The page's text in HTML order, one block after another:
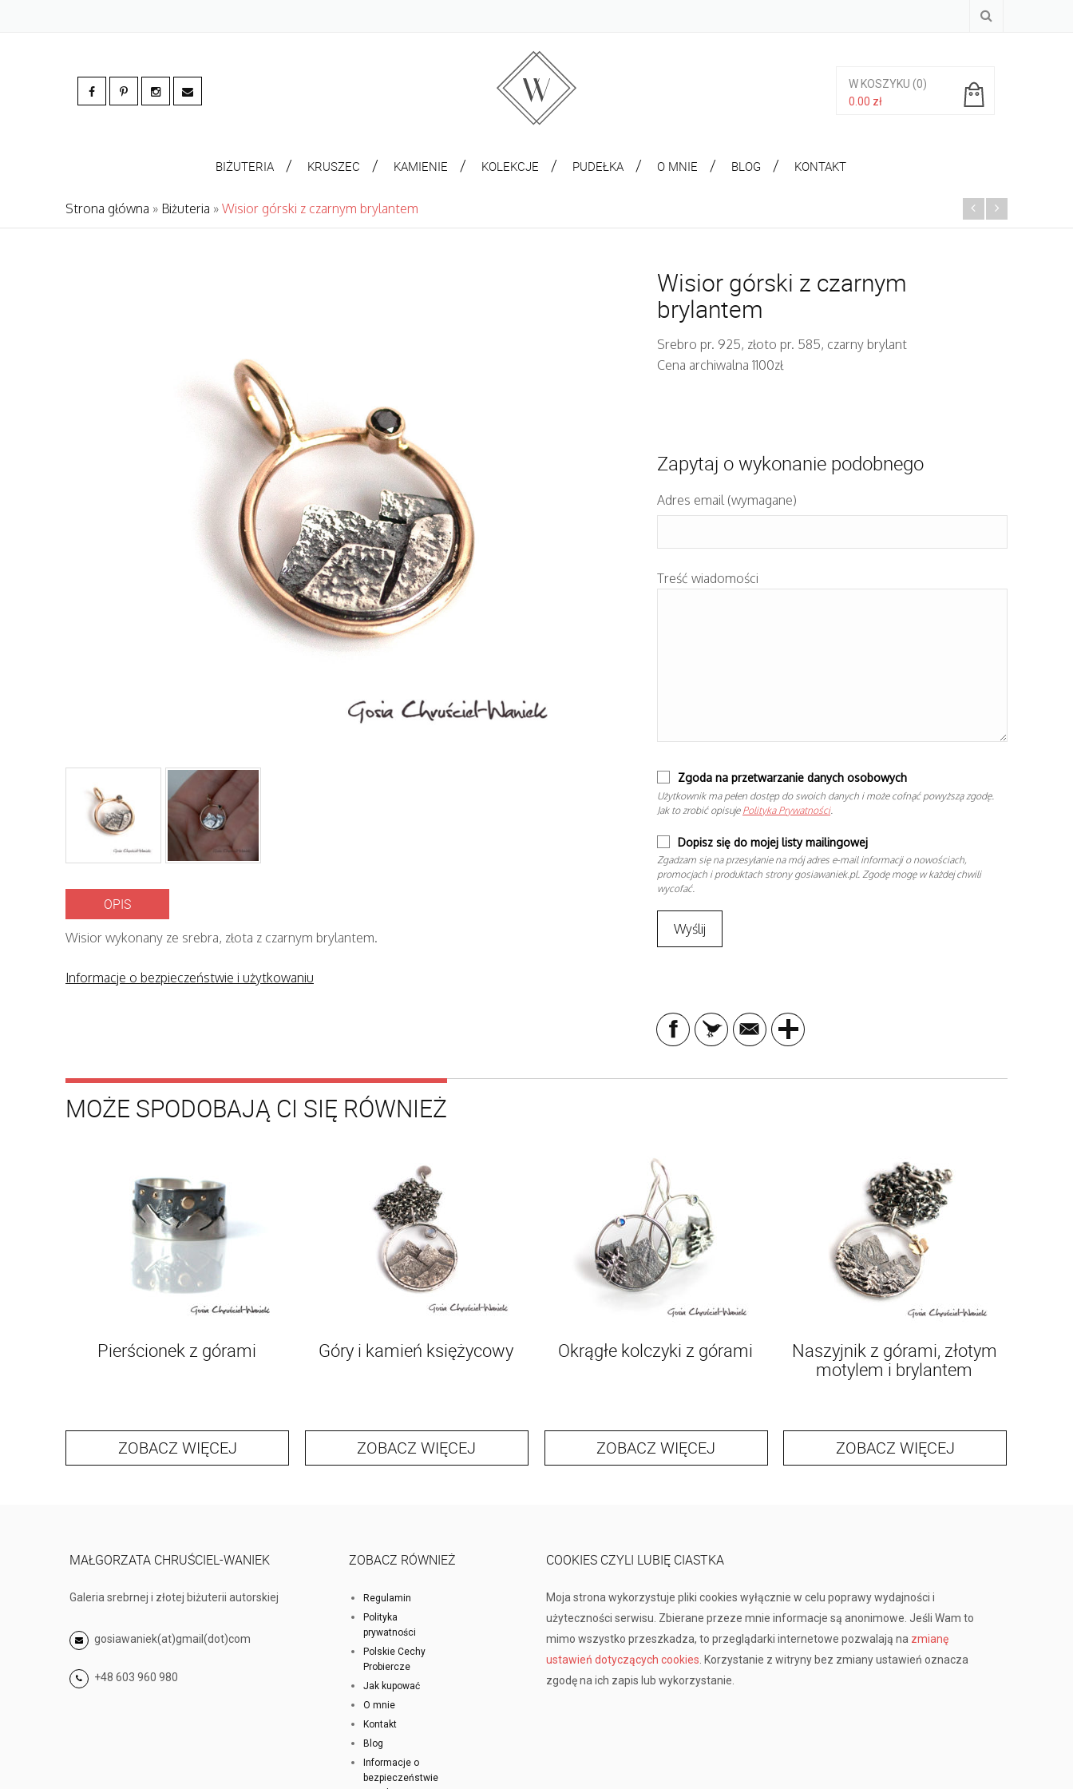
W KOSZYKU (0)
0.00 zł
BIŻUTERIA KRUSZEC KAMIENIE KOLEKCJE PUDEŁKA O MNIE BLOG KONTAKT
Strona główna » Biżuteria » Wisior górski z czarnym brylantem
OPIS
Wisior wykonany ze srebra, złota z czarnym brylantem.
Informacje o bezpieczeństwie i użytkowaniu
Wisior górski z czarnym
brylantem
Srebro pr. 925, złoto pr. 585, czarny brylant
Cena archiwalna 1100zł
Zapytaj o wykonanie podobnego
Adres email (wymagane)
Treść wiadomości
Zgoda na przetwarzanie danych osobowych
Użytkownik ma pełen dostęp do swoich danych i może cofnąć powyższą zgodę.
Jak to zrobić opisuje Polityka Prywatności.
Dopisz się do mojej listy mailingowej
Zgadzam się na przesyłanie na mój adres e-mail informacji o nowościach,
promocjach i produktach strony gosiawaniek.pl. Zgodę mogę w każdej chwili
wycofać.
MOŻE SPODOBAJĄ CI SIĘ RÓWNIEŻ
Pierścionek z górami
ZOBACZ WIĘCEJ
Góry i kamień księżycowy
ZOBACZ WIĘCEJ
Okrągłe kolczyki z górami
ZOBACZ WIĘCEJ
Naszyjnik z górami, złotym
motylem i brylantem
ZOBACZ WIĘCEJ
MAŁGORZATA CHRUŚCIEL-WANIEK
Galeria srebrnej i złotej biżuterii autorskiej
gosiawaniek(at)gmail(dot)com
+48 603 960 980
ZOBACZ RÓWNIEŻ
Regulamin
Polityka
prywatności
Polskie Cechy
Probiercze
Jak kupować
O mnie
Kontakt
Blog
Informacje o
bezpieczeństwie
COOKIES CZYLI LUBIĘ CIASTKA
Moja strona wykorzystuje pliki cookies wyłącznie w celu poprawy wydajności i
użyteczności serwisu. Zbierane przeze mnie informacje są anonimowe. Jeśli Wam to
mimo wszystko przeszkadza, to przeglądarki internetowe pozwalają na zmianę
ustawień dotyczących cookies . Korzystanie z witryny bez zmiany ustawień oznacza
zgodę na ich zapis lub wykorzystanie.